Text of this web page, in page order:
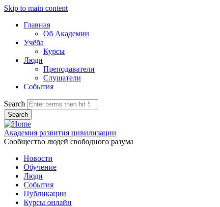
Skip to main content
Главная
Об Академии
Учёба
Курсы
Люди
Преподаватели
Слушатели
События
Search
Академия развития цивилизации
Сообщество людей свободного разума
Новости
Обучение
Люди
События
Публикации
Курсы онлайн